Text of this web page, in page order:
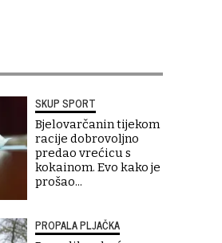
SKUP SPORT
Bjelovarčanin tijekom
racije dobrovoljno
predao vrećicu s
kokainom. Evo kako je
prošao...
PROPALA PLJAČKA